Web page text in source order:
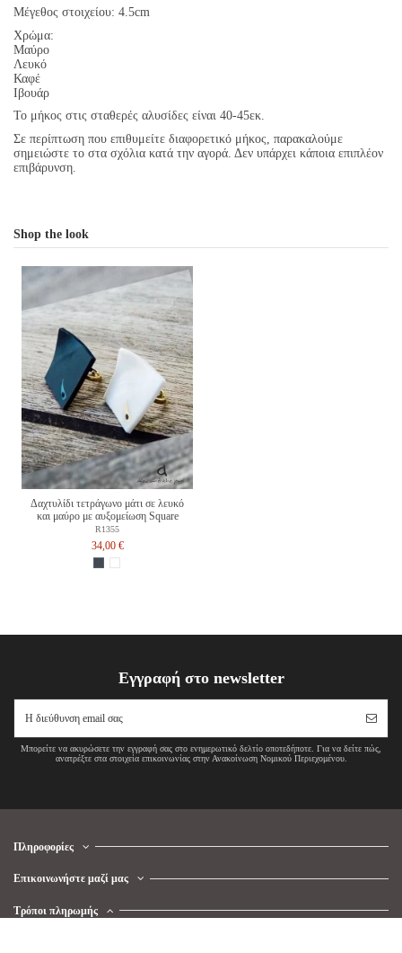
Μέγεθος στοιχείου: 4.5cm
Χρώμα:
Μαύρο
Λευκό
Καφέ
Ιβουάρ
Το μήκος στις σταθερές αλυσίδες είναι 40-45εκ.
Σε περίπτωση που επιθυμείτε διαφορετικό μήκος, παρακαλούμε
σημειώστε το στα σχόλια κατά την αγορά. Δεν υπάρχει κάποια επιπλέον
επιβάρυνση.
Shop the look
Δαχτυλίδι τετράγωνο μάτι σε λευκό
και μαύρο με αυξομείωση Square
R1355
34,00 €
Εγγραφή στο newsletter
Μπορείτε να ακυρώσετε την εγγραφή σας στο ενημερωτικό δελτίο οποτεδήποτε. Για να δείτε πώς,
ανατρέξτε στα στοιχεία επικοινωνίας στην Ανακοίνωση Νομικού Περιεχομένου.
Πληροφορίες
Επικοινωνήστε μαζί μας
Τρόποι πληρωμής